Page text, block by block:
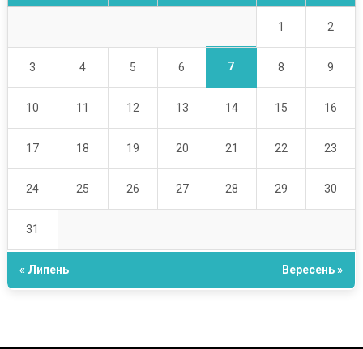
1 2
3 4 5 6 7 8 9
10 11 12 13 14 15 16
17 18 19 20 21 22 23
24 25 26 27 28 29 30
31
« Липень Вересень »